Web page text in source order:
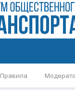
Правила